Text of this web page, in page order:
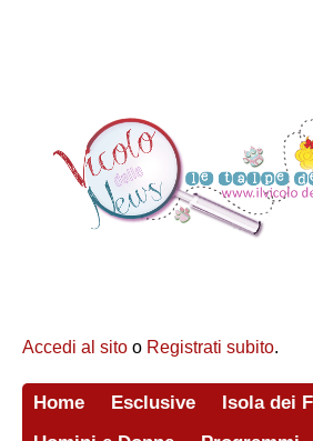
Accedi al sito o Registrati subito.
Home Esclusive
Isola dei